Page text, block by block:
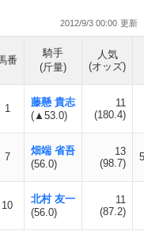
2012/9/3 00:00
番
騎手
(斤量)
人気
(オッズ)
1
藤懸 貴志
(▲53.0)
11
(180.4)
7
畑端 省吾
(56.0)
13
(98.7)
10
北村 友一
(56.0)
11
(87.2)